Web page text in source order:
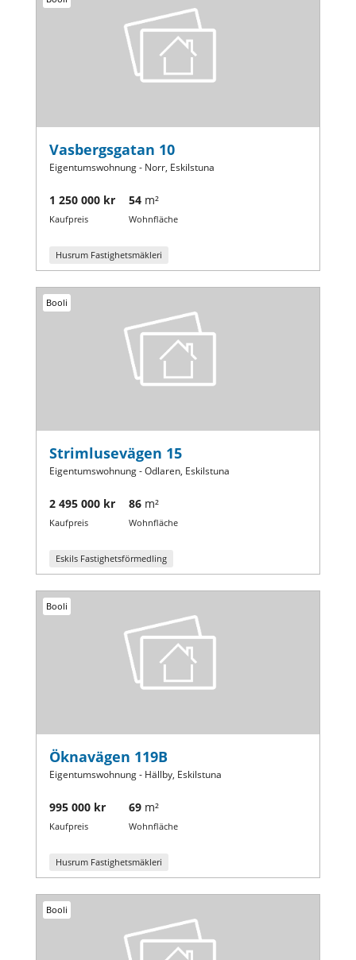
Vasbergsgatan 10
Eigentumswohnung - Norr, Eskilstuna
1 250 000 kr
Kaufpreis
54 m²
Wohnfläche
Husrum Fastighetsmäkleri
Booli
Strimlusevägen 15
Eigentumswohnung - Odlaren, Eskilstuna
2 495 000 kr
Kaufpreis
86 m²
Wohnfläche
Eskils Fastighetsförmedling
Booli
Öknavägen 119B
Eigentumswohnung - Hällby, Eskilstuna
995 000 kr
Kaufpreis
69 m²
Wohnfläche
Husrum Fastighetsmäkleri
Booli